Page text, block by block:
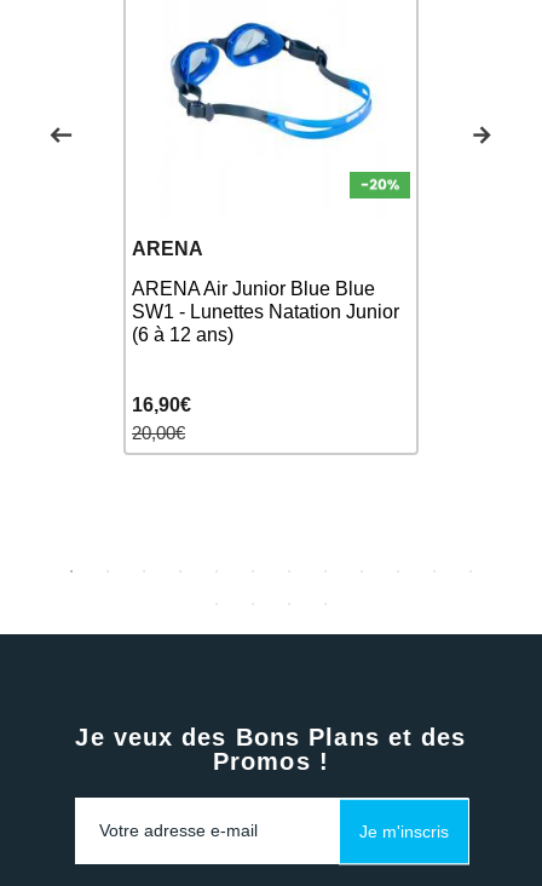
ARENA
ARENA Air Junior Blue Blue
SW1 - Lunettes Natation Junior
(6 à 12 ans)
16,90€
20,00€
Je veux des Bons Plans et des
Promos !
Je m'inscris